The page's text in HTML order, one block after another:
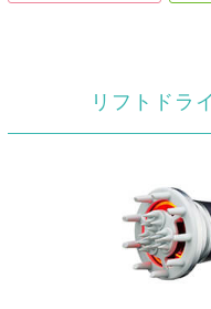
リフトドラ